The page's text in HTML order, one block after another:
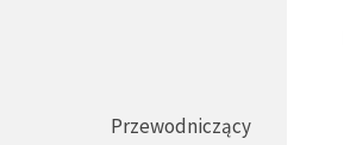
Przewodniczący